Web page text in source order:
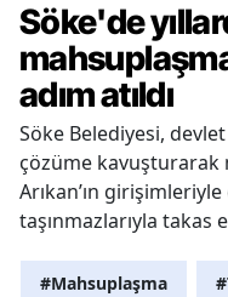
Söke'de
adım atıldı
Söke Belediyesi,
çözüme kavuşturarak
Arıkan’ın
taşınmazlarıyla takas
#Mahsuplaşma